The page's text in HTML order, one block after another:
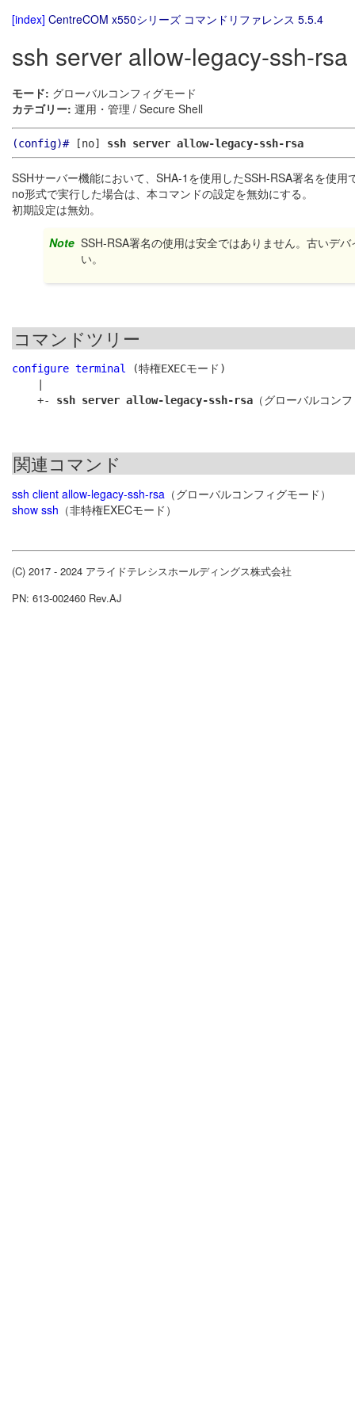
[index] CentreCOM x550シリーズ コマンドリファレンス 5.5.4
ssh server allow-legacy-ssh-rsa
モード: グローバルコンフィグモード
カテゴリー: 運用・管理 / Secure Shell
(config)#[no] ssh server allow-legacy-ssh-rsa
SSHサーバー機能において、SHA-1を使用したSSH-RSA署名を使用
no形式で実行した場合は、本コマンドの設定を無効にする。
初期設定は無効。
Note SSH-RSA署名の使用は安全ではありません。古いデ
い。
コマンドツリー
configure terminal
(特権EXECモード)
    +-
ssh server allow-legacy-ssh-rsa
関連コマンド
ssh client allow-legacy-ssh-rsa （グローバルコンフィグモード）
show ssh （非特権EXECモード）
(C) 2017 - 2024 アライドテレシスホールディングス株式会社
PN: 613-002460 Rev.AJ